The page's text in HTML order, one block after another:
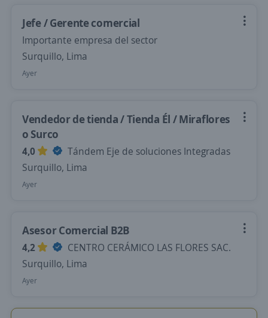
Jefe / Gerente comercial
Importante empresa del sector
Surquillo, Lima
Ayer
Vendedor de tienda / Tienda Él / Miraflores
o Surco
4,0
Tándem Eje de soluciones Integradas
Surquillo, Lima
Ayer
Asesor Comercial B2B
4,2
CENTRO CERÁMICO LAS FLORES SAC.
Surquillo, Lima
Ayer